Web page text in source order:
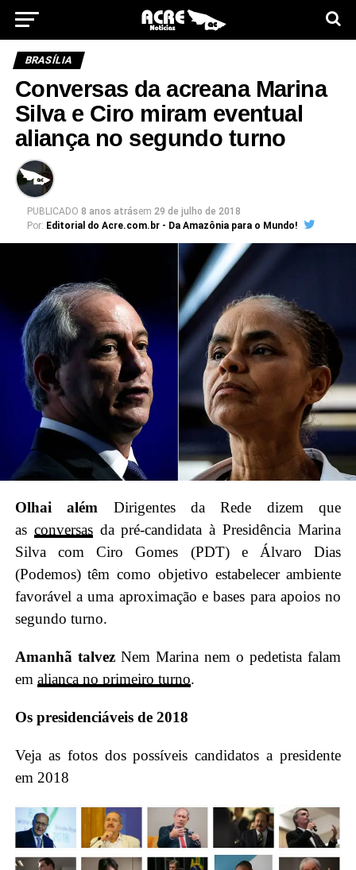
BRASÍLIA
Conversas da acreana Marina
Silva e Ciro miram eventual
aliança no segundo turno
PUBLICADO 8 anos atrásem 29 de julho de 2018
Por: Editorial do Acre.com.br - Da Amazônia para o Mundo!
Olhai além Dirigentes da Rede dizem que
as conversasda pré-candidata à Presidência Marina
Silva com Ciro Gomes (PDT) e Álvaro Dias
(Podemos) têm como objetivo estabelecer ambiente
favorável a uma aproximação e bases para apoios no
segundo turno.
Amanhã talvezNem Marina nem o pedetista falam
em aliança no primeiro turno.
Os presidenciáveis de 2018
Veja as fotos dos possíveis candidatos a presidente
em 2018